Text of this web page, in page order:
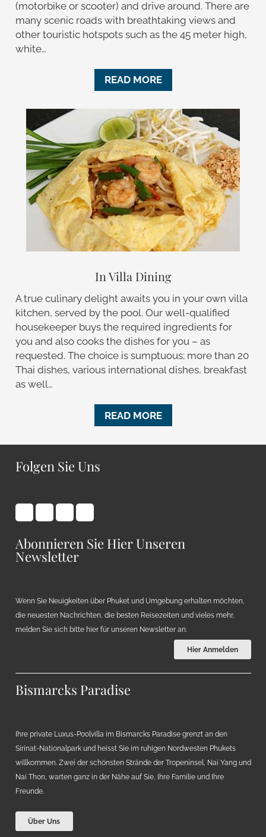
(motorbike or scooter) and drive around. There are
many scenic roads with breathtaking views and
other touristic hotspots such as the 45 meter high,
white…
READ MORE
In Villa Dining
A true culinary delight awaits you in your own villa
kitchen, served by the pool. Our well-qualified
housekeeper buys the required ingredients for
you and also cooks the dishes for you – as
requested. The choice is sumptuous; more than 20
Thai dishes, various international dishes, breakfast
as well…
READ MORE
Folgen Sie Uns
Abonnieren Sie Hier Unseren
Newsletter
Wenn Sie Neuigkeiten über Phuket und Umgebung erhalten möchten,
die neuesten Nachrichten, die besten Reisezeiten und vieles mehr,
melden Sie sich bitte hier für unseren Newsletter an.
Hier Anmelden
Bismarcks Paradise
Ihre private Luxus-Poolvilla im Bismarcks Paradise grenzt an den
Sirinat-Nationalpark und heisst Sie im ruhigen Nordwesten Phukets
willkommen. Zwei der schönsten Strände der Tropeninsel, Nai Yang und
Nai Thon, warten ganz in der Nähe auf Sie, Ihre Familie und Ihre
Freunde.
Über Uns